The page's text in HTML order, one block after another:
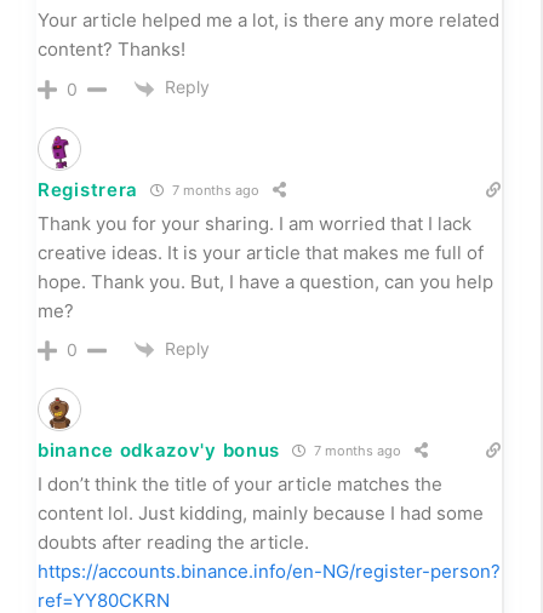
Your article helped me a lot, is there any more related
content? Thanks!
0 Reply
Registrera 7 months ago
Thank you for your sharing. I am worried that I lack
creative ideas. It is your article that makes me full of
hope. Thank you. But, I have a question, can you help
me?
0 Reply
binance odkazov'y bonus 7 months ago
I don’t think the title of your article matches the
content lol. Just kidding, mainly because I had some
doubts after reading the article.
https://accounts.binance.info/en-NG/register-person?
ref=YY80CKRN